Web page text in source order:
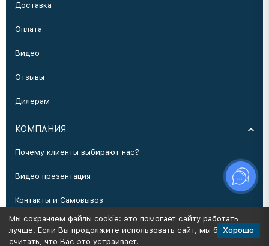
Доставка
Оплата
Видео
Отзывы
Дилерам
КОМПАНИЯ
Почему клиенты выбирают нас?
Видео презентация
Контакты и Самовывоз
Производство
Мы сохраняем файлы cookie: это помогает сайту работать
лучше. Если Вы продолжите использовать сайт, мы будем
считать, что Вас это устраивает.
Хорошо